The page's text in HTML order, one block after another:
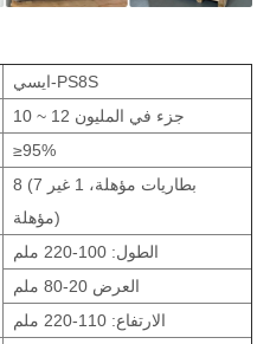
ايسي-PS8S
10 ~ 12 جزء في المليون
≥95%
8 (7 بطاريات مؤهلة، 1 غير
مؤهلة)
الطول: 100-220 ملم
العرض 20-80 ملم
الارتفاع: 110-220 ملم